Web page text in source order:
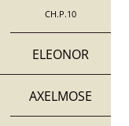
CH.P.10
ELEONOR
AXELMOSE